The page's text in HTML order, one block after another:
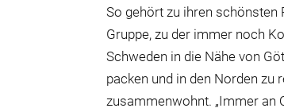
So gehört zu ihren schönsten
Gruppe, zu der immer noch
Schweden in die Nähe von
packen und in den Norden zu
zusammenwohnt. „Immer an